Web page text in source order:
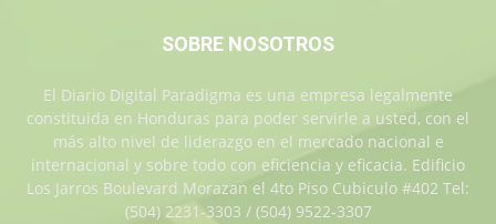
SOBRE NOSOTROS
El Diario Digital Paradigma es una empresa legalmente
constituida en Honduras para poder servirle a usted, con el
más alto nivel de liderazgo en el mercado nacional e
internacional y sobre todo con eficiencia y eficacia. Edificio
Los Jarros Boulevard Morazan el 4to Piso Cubiculo #402 Tel:
(504) 2231-3303 / (504) 9522-3307